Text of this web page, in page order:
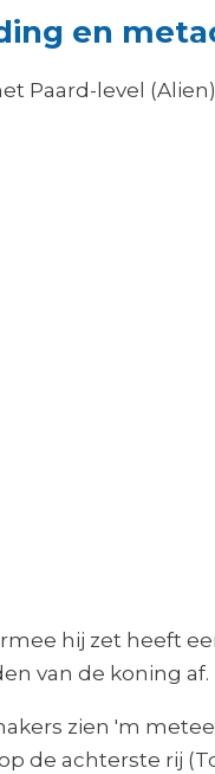
en
Paard-level
hij zet heeft
van de koning af.
zien 'm
de achterste rij